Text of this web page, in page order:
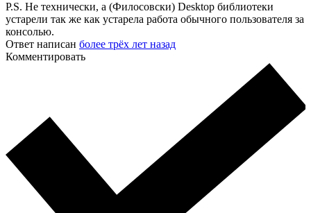
P.S. Не технически, а (Филосовски) Desktop библиотеки
устарели так же как устарела работа обычного пользователя за
консолью.
Ответ написан более трёх лет назад
Комментировать